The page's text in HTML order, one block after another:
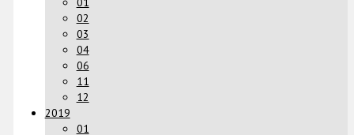
02
03
04
06
11
12
2019
01